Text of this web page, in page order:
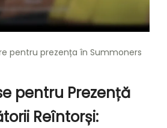
pentru prezența în Summoners
pentru Prezență
Reîntorși: